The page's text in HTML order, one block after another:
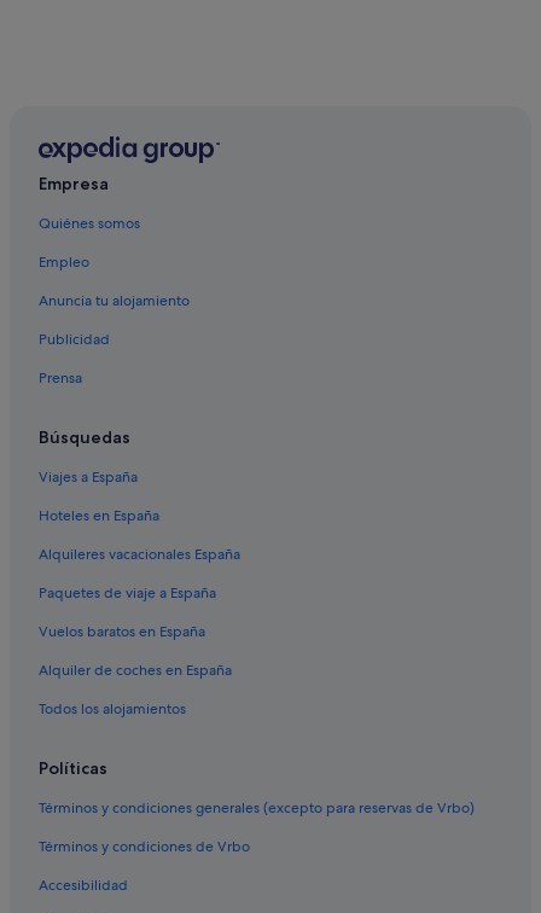
Empresa
Quiénes somos
Empleo
Anuncia tu alojamiento
Publicidad
Prensa
Búsquedas
Viajes a España
Hoteles en España
Alquileres vacacionales España
Paquetes de viaje a España
Vuelos baratos en España
Alquiler de coches en España
Todos los alojamientos
Políticas
Términos y condiciones generales (excepto para reservas de Vrbo)
Términos y condiciones de Vrbo
Accesibilidad